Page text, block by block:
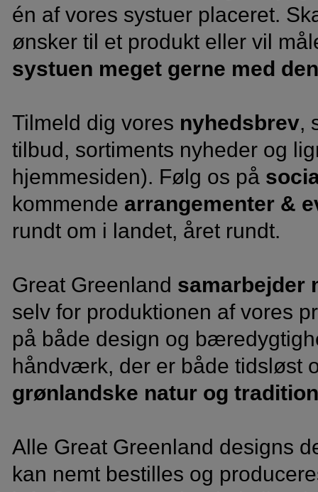
én af vores systuer placeret.
ønsker til et produkt eller vil
systuen meget gerne med
Tilmeld dig vores nyhedsbrev,
tilbud, sortiments nyheder og
hjemmesiden). Følg os på
kommende arrangementer &
rundt om i landet, året rundt.
Great Greenland samarbejder
selv for produktionen af vores
på både design og
håndværk, der er både tidsløst
grønlandske natur og
Alle Great Greenland designs
kan nemt bestilles og